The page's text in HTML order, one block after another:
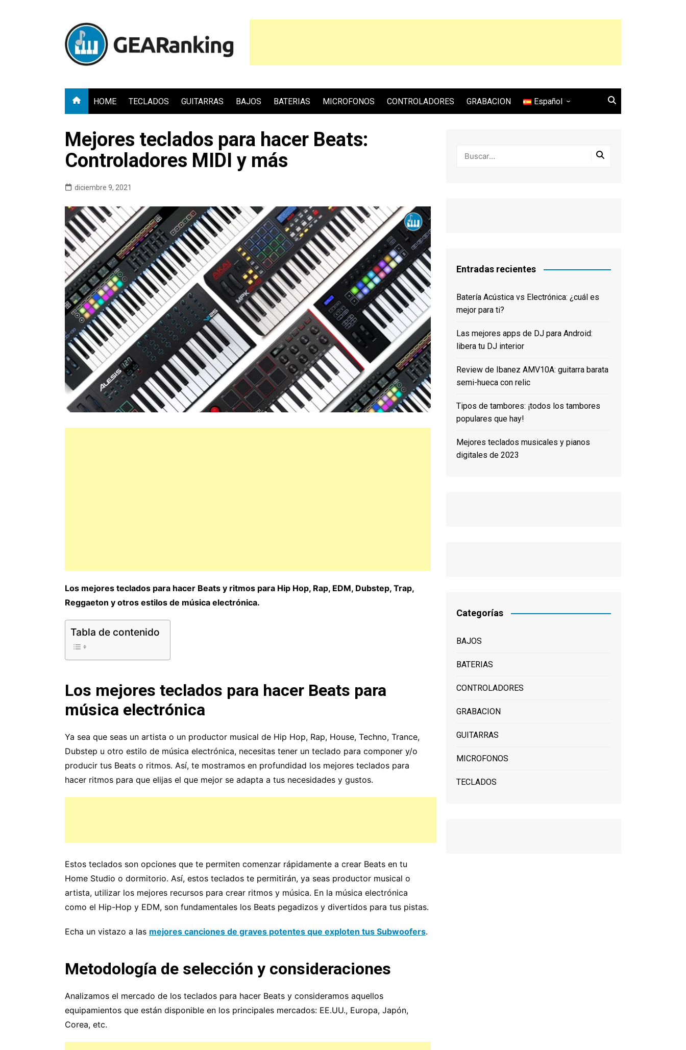
HOME TECLADOS GUITARRAS BAJOS BATERIAS MICROFONOS CONTROLADORES GRABACION Español
Mejores teclados para hacer Beats:
Controladores MIDI y más
diciembre 9, 2021
Los mejores teclados para hacer Beats y ritmos para Hip Hop, Rap, EDM, Dubstep, Trap,
Reggaeton y otros estilos de música electrónica.
Tabla de contenido
Los mejores teclados para hacer Beats para
música electrónica
Ya sea que seas un artista o un productor musical de Hip Hop, Rap, House, Techno, Trance,
Dubstep u otro estilo de música electrónica, necesitas tener un teclado para componer y/o
producir tus Beats o ritmos. Así, te mostramos en profundidad los mejores teclados para
hacer ritmos para que elijas el que mejor se adapta a tus necesidades y gustos.
Estos teclados son opciones que te permiten comenzar rápidamente a crear Beats en tu
Home Studio o dormitorio. Así, estos teclados te permitirán, ya seas productor musical o
artista, utilizar los mejores recursos para crear ritmos y música. En la música electrónica
como el Hip-Hop y EDM, son fundamentales los Beats pegadizos y divertidos para tus pistas.
Echa un vistazo a las mejores canciones de graves potentes que exploten tus Subwoofers.
Metodología de selección y consideraciones
Analizamos el mercado de los teclados para hacer Beats y consideramos aquellos
equipamientos que están disponible en los principales mercados: EE.UU., Europa, Japón,
Corea, etc.
Entradas recientes
Batería Acústica vs Electrónica: ¿cuál es
mejor para ti?
Las mejores apps de DJ para Android:
libera tu DJ interior
Review de Ibanez AMV10A: guitarra barata
semi-hueca con relic
Tipos de tambores: ¡todos los tambores
populares que hay!
Mejores teclados musicales y pianos
digitales de 2023
Categorías
BAJOS
BATERIAS
CONTROLADORES
GRABACION
GUITARRAS
MICROFONOS
TECLADOS